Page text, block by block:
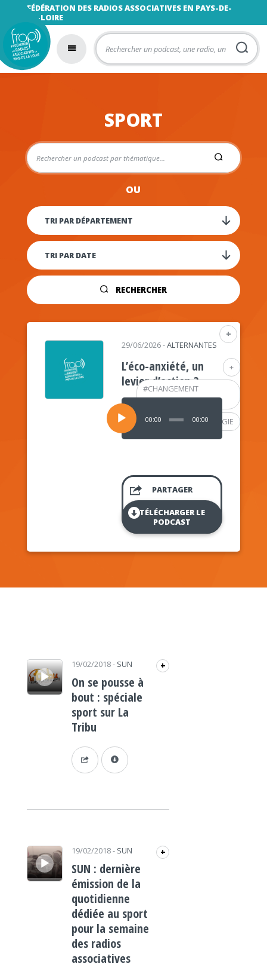
FÉDÉRATION DES RADIOS ASSOCIATIVES EN PAYS-DE-
LA-LOIRE
SPORT
OU
RECHERCHER
+
+
#CHANGEMENT
CLIMATIQUE
#PSYCHOLOGIE
29/06/2026-ALTERNANTES
L’éco-anxiété, un
levier d’action ?
Lecteur
audio
00:00 00:00
PARTAGER
TÉLÉCHARGER LE
PODCAST
Lecteur audio 19/02/2018- SUN +
On se pousse à
bout : spéciale
sport sur La
Tribu
Lecteur audio 19/02/2018- SUN +
SUN : dernière
émission de la
quotidienne
dédiée au sport
pour la semaine
des radios
associatives